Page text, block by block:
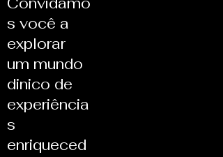
s você a
explorar
um mundo
dinico de
experiência
s
enriqueced